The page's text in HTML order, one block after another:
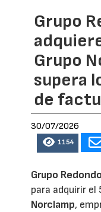
Grupo
Grupo
supera
de
30/07/2026
1154
Grupo Redondo
para adquirir el
Norclamp,